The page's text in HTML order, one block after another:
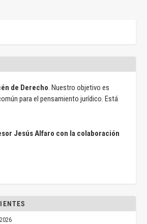
de Derecho. Nuestro objetivo es
para el pensamiento jurídico. Está
Jesús Alfaro con la colaboración